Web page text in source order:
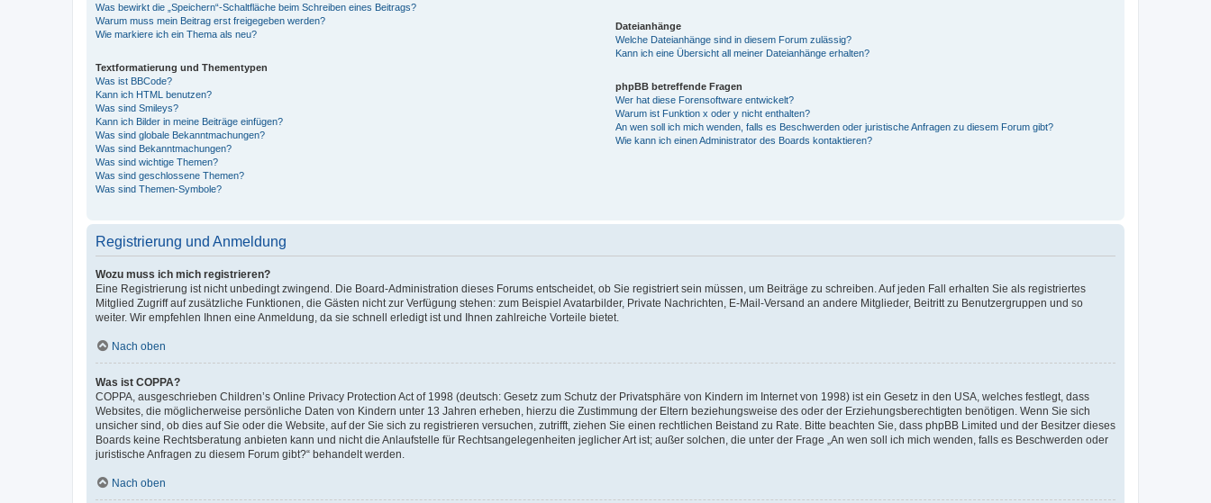
Was bewirkt die „Speichern“-Schaltfläche beim Schreiben eines Beitrags?
Warum muss mein Beitrag erst freigegeben werden?
Wie markiere ich ein Thema als neu?
Textformatierung und Thementypen
Was ist BBCode?
Kann ich HTML benutzen?
Was sind Smileys?
Kann ich Bilder in meine Beiträge einfügen?
Was sind globale Bekanntmachungen?
Was sind Bekanntmachungen?
Was sind wichtige Themen?
Was sind geschlossene Themen?
Was sind Themen-Symbole?
Dateianhänge
Welche Dateianhänge sind in diesem Forum zulässig?
Kann ich eine Übersicht all meiner Dateianhänge erhalten?
phpBB betreffende Fragen
Wer hat diese Forensoftware entwickelt?
Warum ist Funktion x oder y nicht enthalten?
An wen soll ich mich wenden, falls es Beschwerden oder juristische Anfragen zu diesem Forum gibt?
Wie kann ich einen Administrator des Boards kontaktieren?
Registrierung und Anmeldung
Wozu muss ich mich registrieren?
Eine Registrierung ist nicht unbedingt zwingend. Die Board-Administration dieses Forums entscheidet, ob Sie registriert sein müssen, um Beiträge zu schreiben. Auf jeden Fall erhalten Sie als registriertes
Mitglied Zugriff auf zusätzliche Funktionen, die Gästen nicht zur Verfügung stehen: zum Beispiel Avatarbilder, Private Nachrichten, E-Mail-Versand an andere Mitglieder, Beitritt zu Benutzergruppen und so
weiter. Wir empfehlen Ihnen eine Anmeldung, da sie schnell erledigt ist und Ihnen zahlreiche Vorteile bietet.
Nach oben
Was ist COPPA?
COPPA, ausgeschrieben Children’s Online Privacy Protection Act of 1998 (deutsch: Gesetz zum Schutz der Privatsphäre von Kindern im Internet von 1998) ist ein Gesetz in den USA, welches festlegt, dass
Websites, die möglicherweise persönliche Daten von Kindern unter 13 Jahren erheben, hierzu die Zustimmung der Eltern beziehungsweise des oder der Erziehungsberechtigten benötigen. Wenn Sie sich
unsicher sind, ob dies auf Sie oder die Website, auf der Sie sich zu registrieren versuchen, zutrifft, ziehen Sie einen rechtlichen Beistand zu Rate. Bitte beachten Sie, dass phpBB Limited und der Besitzer dieses
Boards keine Rechtsberatung anbieten kann und nicht die Anlaufstelle für Rechtsangelegenheiten jeglicher Art ist; außer solchen, die unter der Frage „An wen soll ich mich wenden, falls es Beschwerden oder
juristische Anfragen zu diesem Forum gibt?“ behandelt werden.
Nach oben